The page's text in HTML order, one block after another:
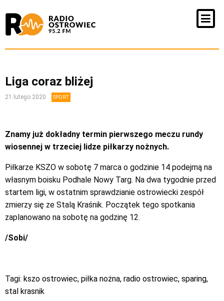
Liga coraz bliżej
21 lutego 2020 SPORT
Znamy już dokładny termin pierwszego meczu rundy
wiosennej w trzeciej lidze piłkarzy nożnych.
Piłkarze KSZO w sobotę 7 marca o godzinie 14 podejmą na
własnym boisku Podhale Nowy Targ. Na dwa tygodnie przed
startem ligi, w ostatnim sprawdzianie ostrowiecki zespół
zmierzy się ze Stalą Kraśnik. Początek tego spotkania
zaplanowano na sobotę na godzinę 12.
/Sobi/
Tagi: kszo ostrowiec, piłka nożna, radio ostrowiec, sparing,
stal krasnik